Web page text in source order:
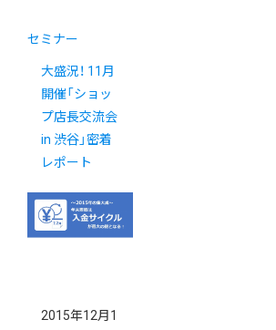
セミナー
大盛況！ 11月
開催「ショッ
プ店長交流会
in 渋谷」密着
レポート
2015年12月1